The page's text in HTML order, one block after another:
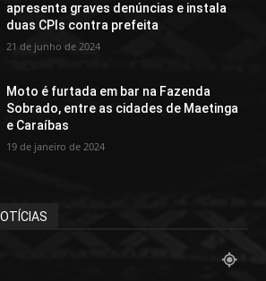
apresenta graves denúncias e instala
duas CPIs contra prefeita
21 de junho de 2024
Moto é furtada em bar na Fazenda
Sobrado, entre as cidades de Maetinga
e Caraíbas
19 de janeiro de 2024